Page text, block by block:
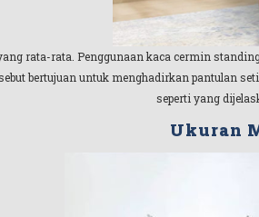
rata-rata. Penggunaan kaca cermin
bertujuan untuk menghadirkan pantulan
seperti yang
Ukuran